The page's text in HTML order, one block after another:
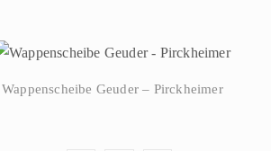
Wappenscheibe Geuder – Pirckheimer